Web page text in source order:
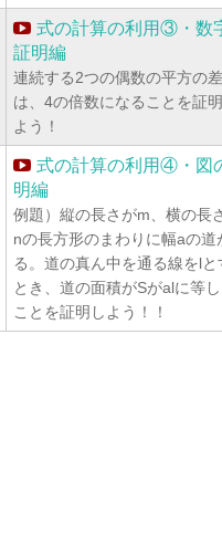
式の計算の利用③・数
証明編
連続する2つの偶数の平方の差
は、4の倍数になることを証
よう！
式の計算の利用④・図
明編
例題）縦の長さがm、横の長
nの長方形のまわりに幅aの道
る。道の真ん中を通る線をlと
とき、道の面積がSがalに等
ことを証明しよう！！